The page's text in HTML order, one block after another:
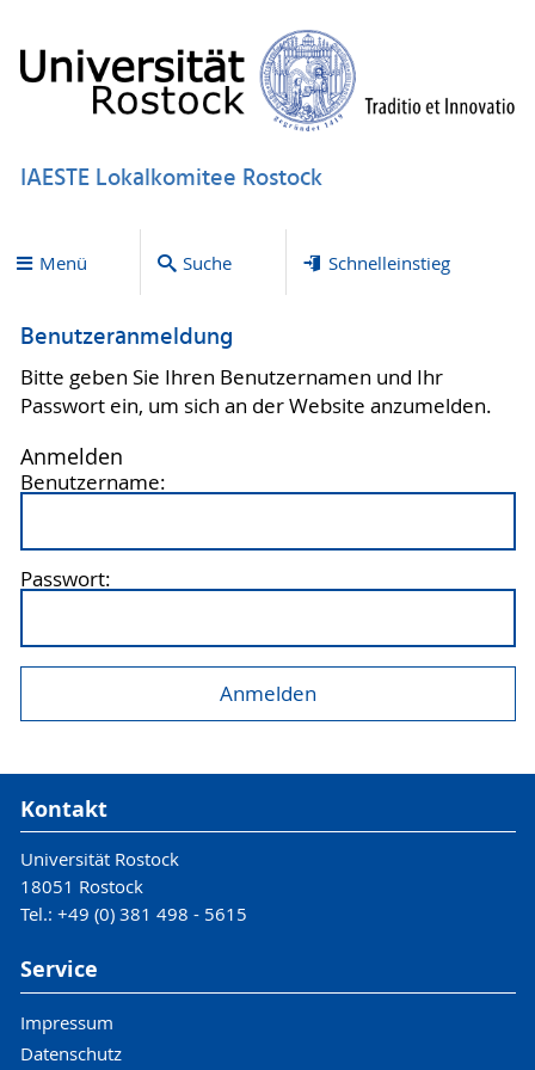
IAESTE Lokalkomitee Rostock
Menü Suche Schnelleinstieg
Benutzeranmeldung
Bitte geben Sie Ihren Benutzernamen und Ihr
Passwort ein, um sich an der Website anzumelden.
Anmelden
Benutzername:
Passwort:
Kontakt
Universität Rostock
18051 Rostock
Tel.: +49 (0) 381 498 - 5615
Service
Impressum
Datenschutz